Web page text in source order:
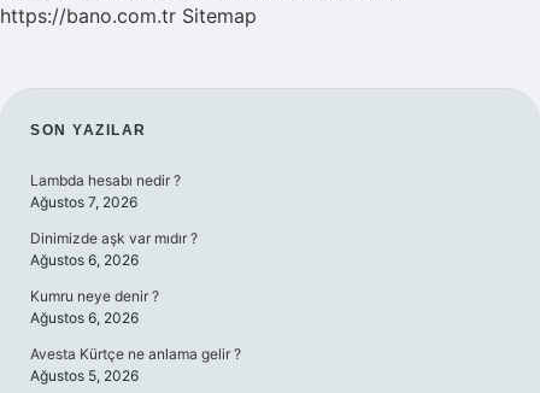
https://bano.com.tr Sitemap
SIDEBAR
SON YAZILAR
Lambda hesabı nedir ?
Ağustos 7, 2026
Dinimizde aşk var mıdır ?
Ağustos 6, 2026
Kumru neye denir ?
Ağustos 6, 2026
Avesta Kürtçe ne anlama gelir ?
Ağustos 5, 2026